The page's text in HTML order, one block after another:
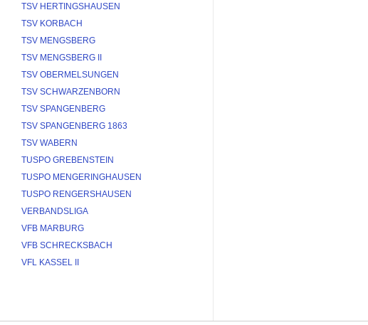
TSV HERTINGSHAUSEN
TSV KORBACH
TSV MENGSBERG
TSV MENGSBERG II
TSV OBERMELSUNGEN
TSV SCHWARZENBORN
TSV SPANGENBERG
TSV SPANGENBERG 1863
TSV WABERN
TUSPO GREBENSTEIN
TUSPO MENGERINGHAUSEN
TUSPO RENGERSHAUSEN
VERBANDSLIGA
VFB MARBURG
VFB SCHRECKSBACH
VFL KASSEL II